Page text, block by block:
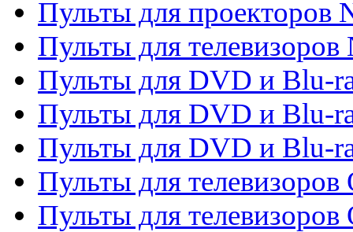
Пульты для проекторов
Пульты для телевизоров
Пульты для DVD и Blu-
Пульты для DVD и Blu-
Пульты для DVD и Blu-
Пульты для телевизоров
Пульты для телевизоров